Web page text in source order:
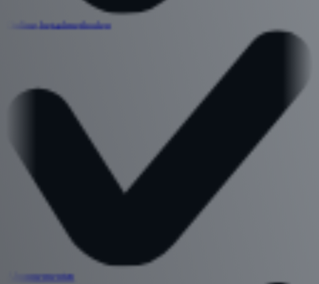
Online betaalmethoden
Abonnementen